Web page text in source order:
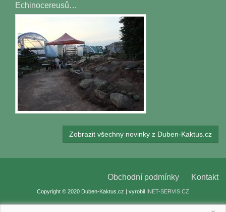
Echinocereusů…
Zobrazit všechny novinky z Duben-Kaktus.cz
Obchodní podmínky Kontakt
Copyright © 2020 Duben-Kaktus.cz | vyrobil INET-SERVIS.CZ